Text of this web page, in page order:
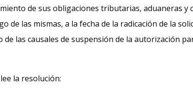
de sus obligaciones tributarias, aduaneras y
de las mismas, a la fecha de la radicación de la
las causales de suspensión de la autorización
la resolución: